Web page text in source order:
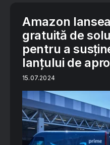
Amazon
gratuită de
pentru a
lanțului de
15.07.2024